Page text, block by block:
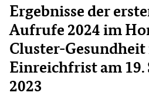
Ergebnisse der
Aufrufe 2024 im
Cluster-
Einreichfrist am 19.
2023